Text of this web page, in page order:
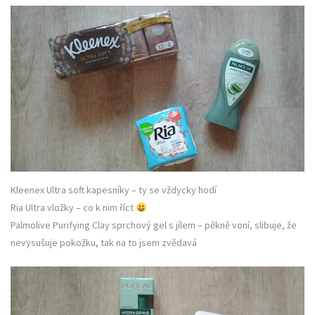
Kleenex Ultra soft kapesníky – ty se vždycky hodí
Ria Ultra vložky – co k nim říct
Palmolive Purifying Clay sprchový gel s jílem – pěkně voní, slibuje, že
nevysušuje pokožku, tak na to jsem zvědavá